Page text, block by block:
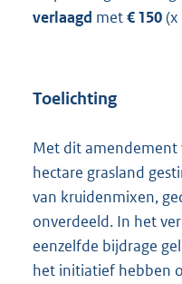
verlaagd met€ 150(x
Toelichting
Met dit
hectare grasland
van kruidenmixen,
onverdeeld. In het
eenzelfde bijdrage
het initiatief hebben